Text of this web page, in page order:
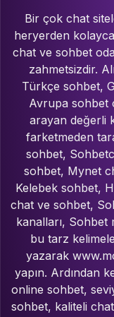
Bir çok chat
heryerden
chat ve sohbet
zahmetsizdir.
Türkçe sohbet,
Avrupa sohbet
arayan değerli
farketmeden
sohbet,
sohbet, Mynet
Kelebek sohbet,
chat ve sohbet,
kanalları, Sohbet
bu tarz
yazarak
yapın. Ardından
online sohbet,
sohbet, kaliteli